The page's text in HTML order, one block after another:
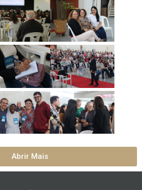
Abrir Mais